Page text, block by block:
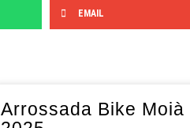
EMAIL
Arrossada Bike Moià